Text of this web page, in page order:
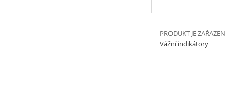
PRODUKT JE
Vážní indikátory